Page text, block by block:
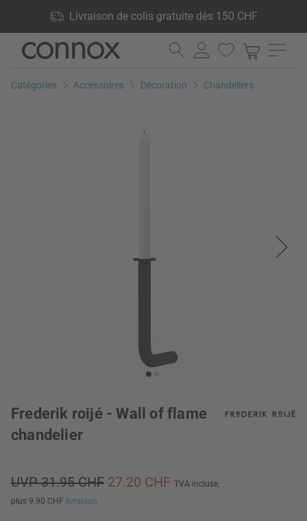
Livraison de colis gratuite dès 150 CHF
produits en stock, Droit de retour de 60 jours
Aller
contenu
Aller
la
Catégories Accessoires Décoration Chandeliers
Frederik roijé - Wall of flame
chandelier
UVP 31.95 CHF 27.20 CHF TVA incluse,
plus 9.90 CHF livraison